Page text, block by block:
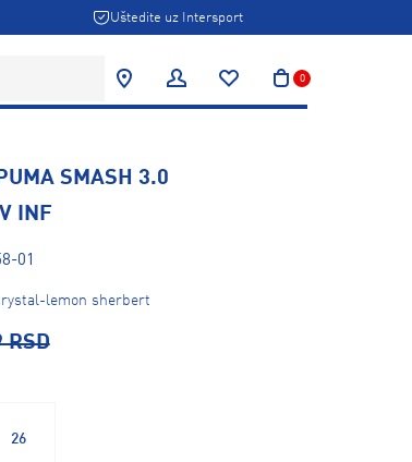
Uštedite uz Intersport
0
SMASH 3.0
INF
01
lemon sherbert
RSD
26